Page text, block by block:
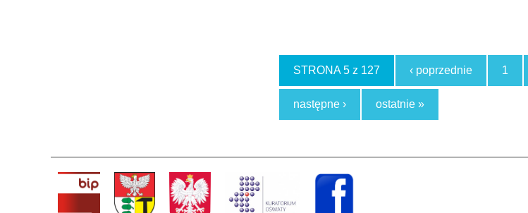
STRONA 5 z 127 ‹ poprzednie 1
następne › ostatnie »